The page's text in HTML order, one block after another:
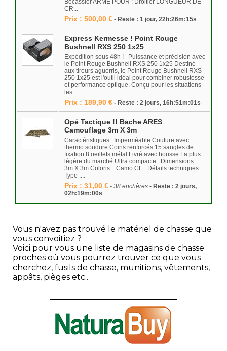
Bécassier ARME POUR : Droitier LONGUEUR DE
CR...
Prix : 500,00 € - Reste : 1 jour, 22h:26m:15s
Express Kermesse ! Point Rouge
Bushnell RXS 250 1x25
Expédition sous 48h ! Puissance et précision avec
le Point Rouge Bushnell RXS 250 1x25 Destiné
aux tireurs aguerris, le Point Rouge Bushnell RXS
250 1x25 est l'outil idéal pour combiner robustesse
et performance optique. Conçu pour les situations
les...
Prix : 189,90 € - Reste : 2 jours, 16h:51m:01s
Opé Tactique !! Bache ARES
Camouflage 3m X 3m
Caractéristiques : Imperméable Couture avec
thermo soudure Coins renforcés 15 sangles de
fixation 8 oeillets métal Livré avec housse La plus
légère du marché Ultra compacte Dimensions :
3m X 3m Coloris : Camo CE Détails techniques :
Type :...
Prix : 31,00 € - 38 enchères - Reste : 2 jours,
02h:19m:00s
Vous n'avez pas trouvé le matériel de chasse que
vous convoitiez ?
Voici pour vous une liste de magasins de chasse
proches où vous pourrez trouver ce que vous
cherchez, fusils de chasse, munitions, vêtements,
appâts, pièges etc..